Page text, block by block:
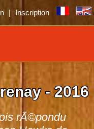
| Inscription
- 2016
rÃ©pondu